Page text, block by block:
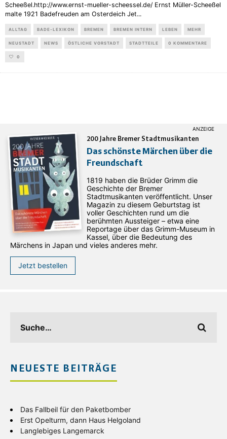
Scheeßel.http://www.ernst-mueller-scheessel.de/ Ernst Müller-Scheeßel
malte 1921 Badefreuden am Osterdeich Jet...
ALLTAG BADE-LEXIKON BREMEN BREMEN INTERN LEBEN MEHR
NEUSTADT NEWS ÖSTLICHE VORSTADT STADTTEILE 0 KOMMENTARE
0
200 Jahre Bremer Stadtmusikanten
Das schönste Märchen über die
Freundschaft
1819 haben die Brüder Grimm die
Geschichte der Bremer
Stadtmusikanten veröffentlicht. Unser
Magazin zu diesem Geburtstag ist
voller Geschichten rund um die
berühmten Aussteiger – etwa eine
Reportage über das Grimm-Museum in
Kassel, über die Bedeutung des
Märchens in Japan und vieles anderes mehr.
Jetzt bestellen
NEUESTE BEITRÄGE
Das Fallbeil für den Paketbomber
Erst Opelturm, dann Haus Helgoland
Langlebiges Langemarck